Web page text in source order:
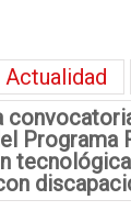
Actualidad
Programa